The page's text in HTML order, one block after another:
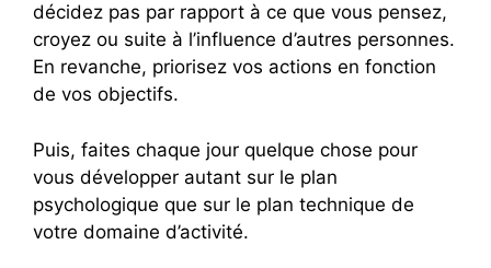
décidez pas par rapport à ce que vous pensez,
croyez ou suite à l’influence d’autres personnes.
En revanche, priorisez vos actions en fonction
de vos objectifs.
Puis, faites chaque jour quelque chose pour
vous développer autant sur le plan
psychologique que sur le plan technique de
votre domaine d’activité.